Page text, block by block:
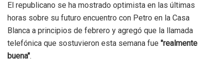
El republicano se ha mostrado optimista en las últimas
horas sobre su futuro encuentro con Petro en la Casa
Blanca a principios de febrero y agregó que la llamada
telefónica que sostuvieron esta semana fue "realmente
buena".